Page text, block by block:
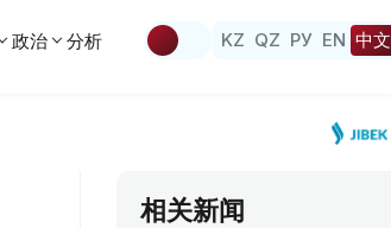
政治 分析 KZ QZ РУ EN 中文
相关新闻